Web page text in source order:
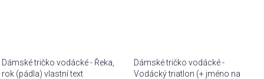
Dámské tričko vodácké - Řeka,
rok (pádla) vlastní text
Dámské tričko vodácké -
Vodácký triatlon (+ jméno na